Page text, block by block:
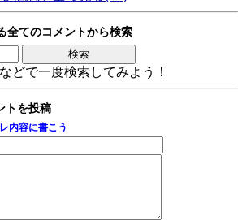
全てのコメントから検索
どで一度検索してみよう！
トを投稿
内容に書こう